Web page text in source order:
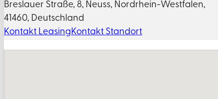
Breslauer Straße, 8, Neuss, Nordrhein-Westfalen,
41460, Deutschland
Kontakt LeasingKontakt Standort